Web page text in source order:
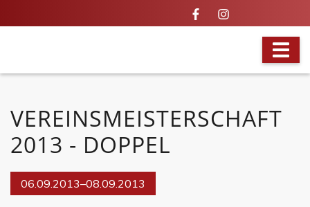
VEREINSMEISTERSCHAFT
2013 - DOPPEL
06.09.2013–08.09.2013